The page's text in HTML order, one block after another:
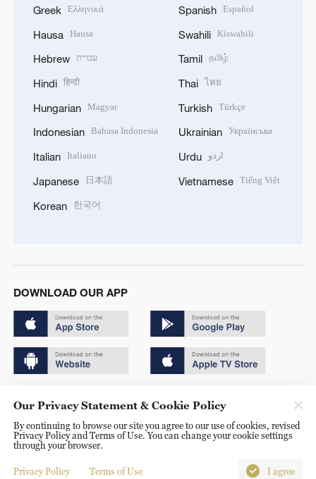
Greek Ελληνικά
Hausa Hausa
Hebrew עברית
Hindi हिन्दी
Hungarian Magyar
Indonesian Bahasa Indonesia
Italian Italiano
Japanese 日本語
Korean 한국어
Spanish Español
Swahili Kiswahili
Tamil தமிழ்
Thai ไทย
Turkish Türkçe
Ukrainian Українська
Urdu اردو
Vietnamese Tiếng Việt
DOWNLOAD OUR APP
京ICP备20000184号
京公网安备 11010502050052号
Disinformation report hotline: 010-85061466
Our Privacy Statement & Cookie Policy
By continuing to browse our site you agree to our use of cookies, revised
Privacy Policy and Terms of Use. You can change your cookie settings
through your browser.
Privacy Policy Terms of Use I agree